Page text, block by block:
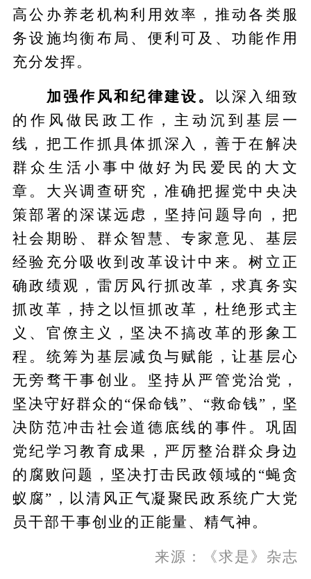
高公办养老机构利用效率，推动各类服
务设施均衡布局、便利可及、功能作用
充分发挥。
加强作风和纪律建设。
以深入细致
的作风做民政工作，主动沉到基层一
线，把工作抓具体抓深入，善于在解决
群众生活小事中做好为民爱民的大文
章。大兴调查研究，准确把握党中央决
策部署的深谋远虑，坚持问题导向，把
社会期盼、群众智慧、专家意见、基层
经验充分吸收到改革设计中来。树立正
确政绩观，雷厉风行抓改革，求真务实
抓改革，持之以恒抓改革，杜绝形式主
义、官僚主义，坚决不搞改革的形象工
程。统筹为基层减负与赋能，让基层心
无旁骛干事创业。坚持从严管党治党，
坚决守好群众的“保命钱”、“救命钱”，坚
决防范冲击社会道德底线的事件。巩固
党纪学习教育成果，严厉整治群众身边
的腐败问题，坚决打击民政领域的“蝇贪
蚁腐”，以清风正气凝聚民政系统广大党
员干部干事创业的正能量、精气神。
来源：《求是》杂志